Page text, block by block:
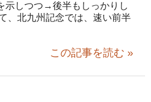
示しつつ→後半もしっかりし
、北九州記念では、速い前半
この記事を読む »